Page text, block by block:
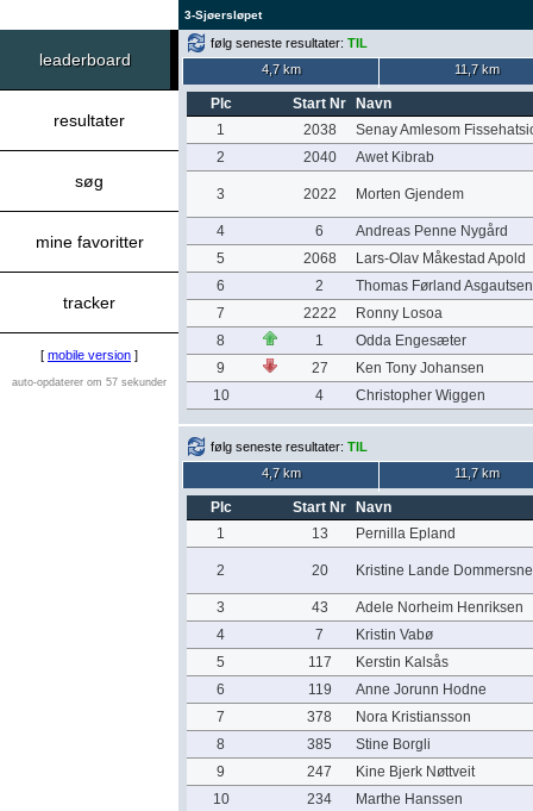
3-Sjøersløpet
leaderboard
resultater
søg
mine favoritter
tracker
[ mobile version ]
auto-opdaterer om 57 sekunder
følg seneste resultater: TIL
4,7 km
11,7 km
Plc Start Nr
Navn
1
2038
Senay Amlesom
2
2040 Awet Kibrab
3 2022 Morten Gjendem
4 6
Andreas Penne Nygård
5
2068
Lars-Olav Måkestad Apold
6
2
Thomas Førland Asgautsen
7
2222
Ronny Losoa
8
1
Odda Engesæter
9
27
Ken Tony Johansen
10
4 Christopher Wiggen
følg seneste resultater: TIL
4,7 km
11,7 km
Plc Start Nr
Navn
1
13 Pernilla Epland
2 20 Kristine Lande
3 43
Adele Norheim Henriksen
4
7
Kristin Vabø
5
117
Kerstin Kalsås
6
119
Anne Jorunn Hodne
7
378
Nora Kristiansson
8
385
Stine Borgli
9
247
Kine Bjerk Nøttveit
10
234 Marthe Hanssen